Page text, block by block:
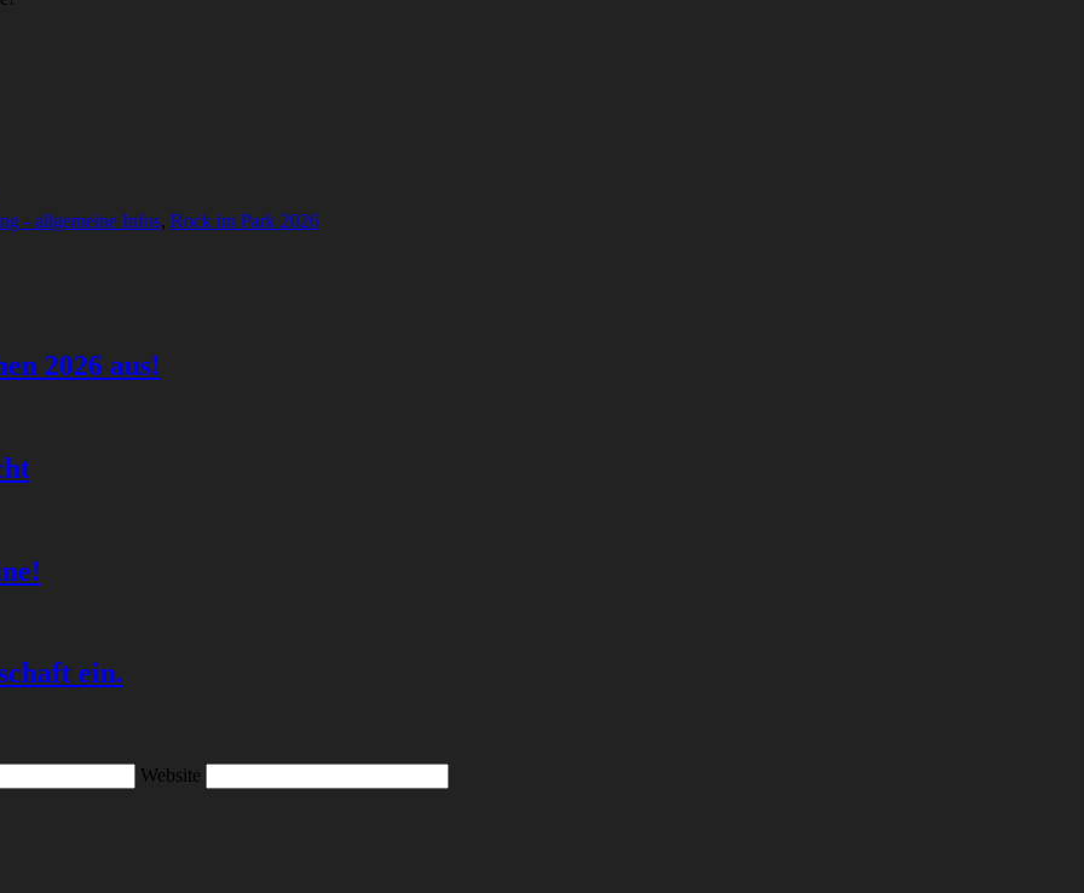
- allgemeine Infos, Rock im Park 2026
2026 aus!
ein.
Website